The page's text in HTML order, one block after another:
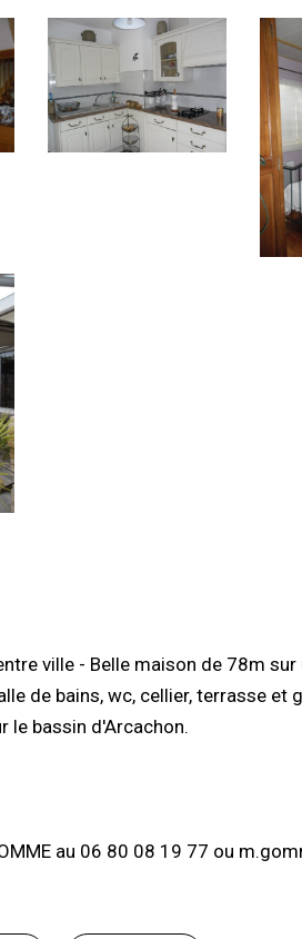
ville - Belle maison de 78m
de bains, wc, cellier, terrasse et
le bassin d'Arcachon.
au 06 80 08 19 77 ou